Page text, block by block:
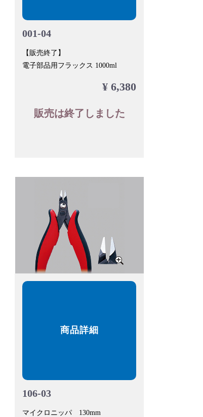
001-04
【販売終了】
電子部品用フラックス 1000ml
¥ 6,380
販売は終了しました
商品詳細
106-03
マイクロニッパ 130mm